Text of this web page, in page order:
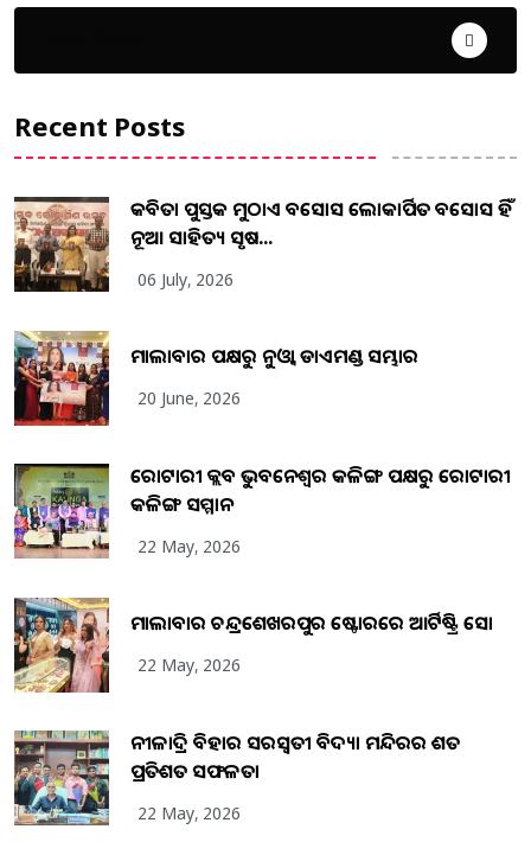
Recent Posts
କବିତା ପୁସ୍ତକ ମୁଠାଏ ଅବସୋସ ଲୋକାର୍ପିତ ଅବସୋସ ହିଁ
ନୂଆ ସାହିତ୍ୟ ସୃଷ...
06 July, 2026
ମାଲାବାର ପକ୍ଷରୁ ନୁଓ୍ବା ଡାଏମଣ୍ଡ ସମ୍ଭାର
20 June, 2026
ରୋଟାରୀ କ୍ଲବ ଭୁବନେଶ୍ୱର କଳିଙ୍ଗ ପକ୍ଷରୁ ରୋଟାରୀ
କଳିଙ୍ଗ ସମ୍ମାନ
22 May, 2026
ମାଲାବାର ଚନ୍ଦ୍ରଶେଖରପୁର ଷ୍ଟୋରରେ ଆର୍ଟିଷ୍ଟ୍ରି ସୋ
22 May, 2026
ନୀଳାଦ୍ରି ବିହାର ସରସ୍ୱତୀ ବିଦ୍ୟା ମନ୍ଦିରର ଶତ
ପ୍ରତିଶତ ସଫଳତା
22 May, 2026